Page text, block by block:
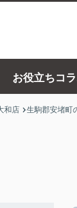
お役立ちコ
和店 生駒郡安堵町